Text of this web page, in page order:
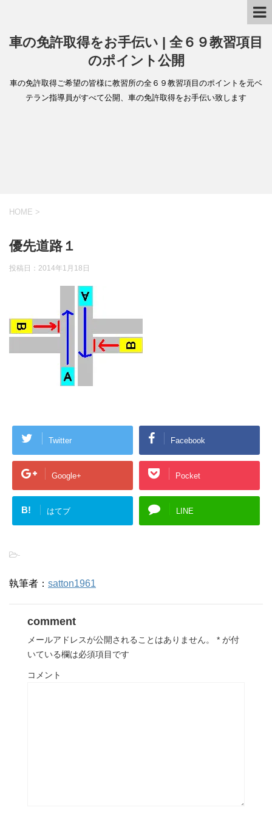
車の免許取得をお手伝い | 全６９教習項目
のポイント公開
車の免許取得ご希望の皆様に教習所の全６９教習項目のポイントを元ベ
テラン指導員がすべて公開、車の免許取得をお手伝い致します
HOME >
優先道路１
投稿日： 2014年1月18日
Twitter Facebook
Google+ Pocket
B! はてブ LINE
-
執筆者： satton1961
comment
メールアドレスが公開されることはありません。 * が付
いている欄は必須項目です
コメント